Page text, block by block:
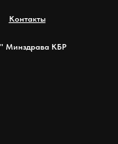
Контакты
Минздрава КБР